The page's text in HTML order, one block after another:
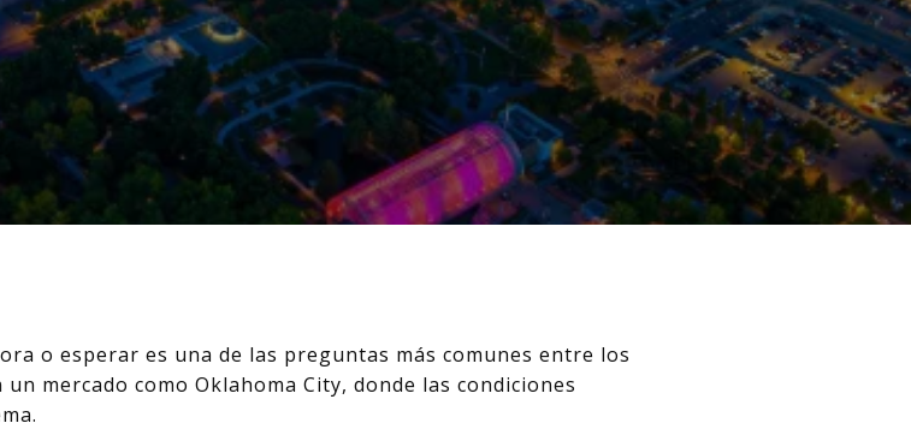
o esperar es una de las preguntas más comunes entre los
mercado como Oklahoma City, donde las condiciones